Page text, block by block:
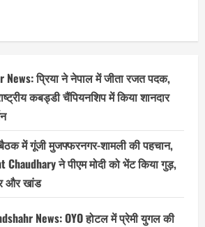
News: प्रिया ने नेपाल में जीता रजत पदक,
कबड्डी चैंपियनशिप में किया शानदार
में गूंजी मुजफ्फरनगर-शामली की पहचान,
Chaudhary ने पीएम मोदी को भेंट किया गुड़,
और खांड
News: OYO होटल में प्रेमी युगल की